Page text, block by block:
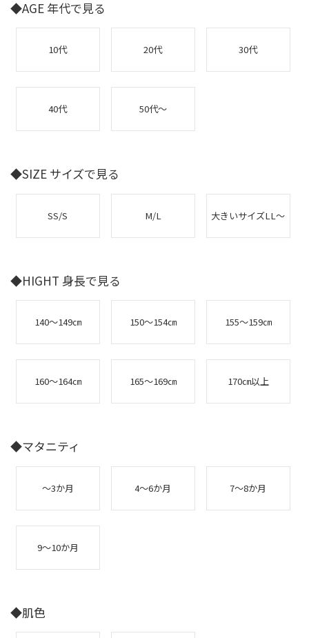
◆AGE 年代で見る
10代 20代 30代
40代 50代～
◆SIZE サイズで見る
SS/S M/L 大きいサイズLL～
◆HIGHT 身長で見る
140～149㎝ 150～154㎝ 155～159㎝
160～164㎝ 165～169㎝ 170㎝以上
◆マタニティ
～3か月 4～6か月 7～8か月
9～10か月
◆肌色